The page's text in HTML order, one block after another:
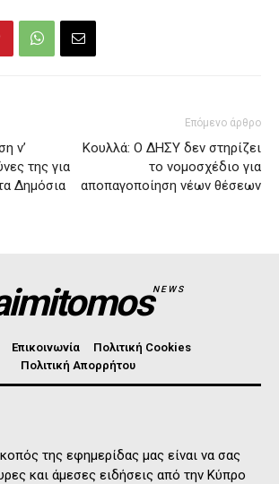
ν’
της για
Δημόσια
Επόμενο άρθρο
Κουλλά: Ο ΔΗΣΥ δεν στηρίζει
το νομοσχέδιο για
αποπαγοποίηση νέων θέσεων
NEWS
Επικοινωνία
Πολιτική Cookies
Πολιτική Απορρήτου
της εφημερίδας μας είναι να σας
και άμεσες ειδήσεις από την Κύπρο